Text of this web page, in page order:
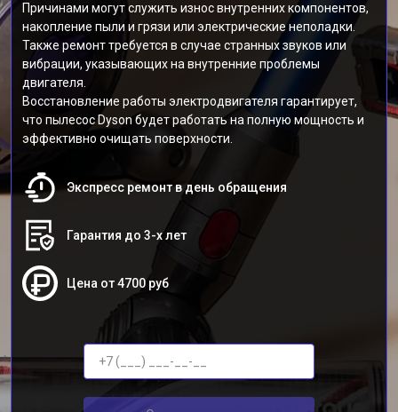
Причинами могут служить износ внутренних компонентов,
накопление пыли и грязи или электрические неполадки.
Также ремонт требуется в случае странных звуков или
вибрации, указывающих на внутренние проблемы
двигателя.
Восстановление работы электродвигателя гарантирует,
что пылесос Dyson будет работать на полную мощность и
эффективно очищать поверхности.
Экспресс ремонт в день обращения
Гарантия до 3-х лет
Цена от 4700 руб